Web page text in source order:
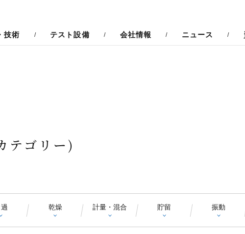
技術 テスト設備 会社情報 ニュース
テゴリー)
乾燥 計量・混合 貯留 振動